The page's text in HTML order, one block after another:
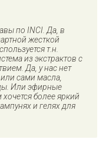
по INCI. Да, в
жесткой
т.н.
из экстрактов с
Да, у нас нет
сами масла,
Или эфирные
более яркий
и гелях для